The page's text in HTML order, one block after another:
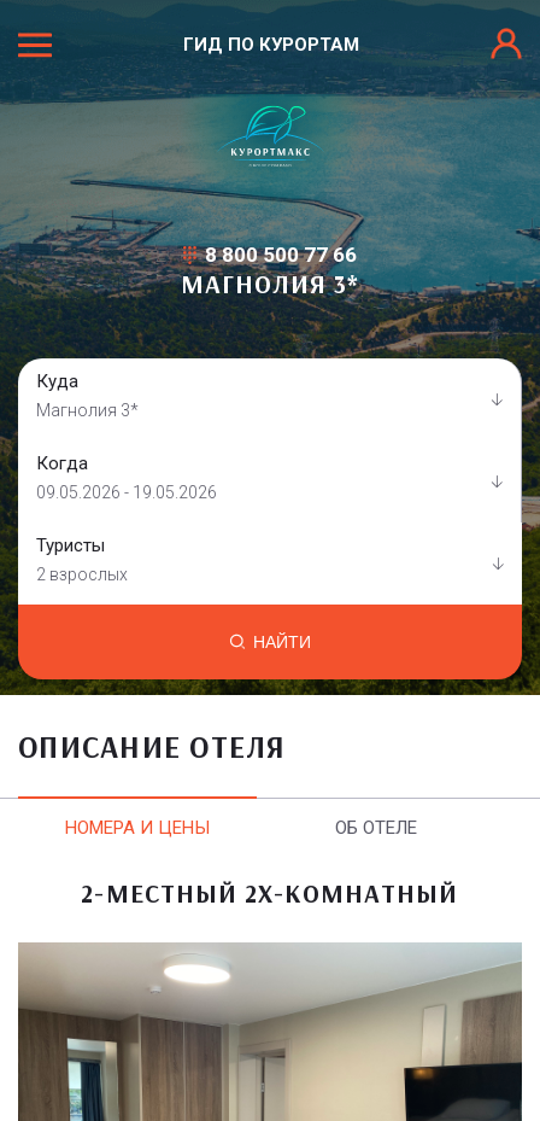
ГИД ПО КУРОРТАМ
8 800 500 77 66
МАГНОЛИЯ 3*
Куда
Магнолия 3*
Когда
09.05.2026 - 19.05.2026
Туристы
2 взрослых
НАЙТИ
ОПИСАНИЕ ОТЕЛЯ
НОМЕРА И ЦЕНЫ ОБ ОТЕЛЕ
2-МЕСТНЫЙ 2Х-КОМНАТНЫЙ